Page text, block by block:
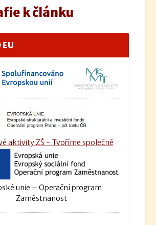
k článku
aktivity ZŠ - Tvoříme společně
unie – Operační program
Zaměstnanost